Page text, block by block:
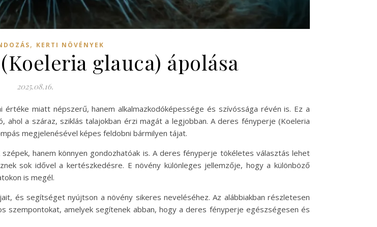
, KERTI NÖVÉNYEK
glauca) ápolása
2025.08.16.
miatt népszerű, hanem alkalmazkodóképessége és szívóssága révén is. Ez a
a száraz, sziklás talajokban érzi magát a legjobban. A deres fényperje (Koeleria
megjelenésével képes feldobni bármilyen tájat.
hanem könnyen gondozhatóak is. A deres fényperje tökéletes választás lehet
sok idővel a kertészkedésre. E növény különleges jellemzője, hogy a különböző
is megél.
és segítséget nyújtson a növény sikeres neveléséhez. Az alábbiakban részletesen
amelyek segítenek abban, hogy a deres fényperje egészségesen és